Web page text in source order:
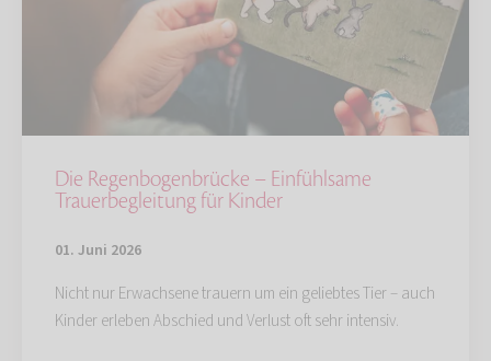
Die Regenbogenbrücke – Einfühlsame
Trauerbegleitung für Kinder
01. Juni 2026
Nicht nur Erwachsene trauern um ein geliebtes Tier – auch
Kinder erleben Abschied und Verlust oft sehr intensiv.